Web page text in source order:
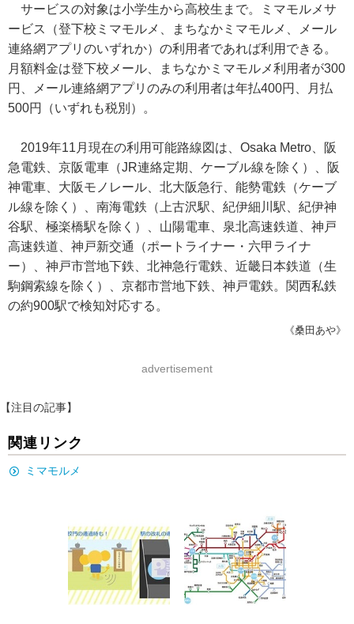
サービスの対象は小学生から高校生まで。ミマモルメサ
ービス（登下校ミマモルメ、まちなかミマモルメ、メール
連絡網アプリのいずれか）の利用者であれば利用できる。
月額料金は登下校メール、まちなかミマモルメ利用者が300
円、メール連絡網アプリのみの利用者は年払400円、月払
500円（いずれも税別）。
2019年11月現在の利用可能路線図は、Osaka Metro、阪
急電鉄、京阪電車（JR連絡定期、ケーブル線を除く）、阪
神電車、大阪モノレール、北大阪急行、能勢電鉄（ケーブ
ル線を除く）、南海電鉄（上古沢駅、紀伊細川駅、紀伊神
谷駅、極楽橋駅を除く）、山陽電車、泉北高速鉄道、神戸
高速鉄道、神戸新交通（ポートライナー・六甲ライナ
ー）、神戸市営地下鉄、北神急行電鉄、近畿日本鉄道（生
駒鋼索線を除く）、京都市営地下鉄、神戸電鉄。関西私鉄
の約900駅で検知対応する。
《桑田あや》
advertisement
【注目の記事】
関連リンク
ミマモルメ